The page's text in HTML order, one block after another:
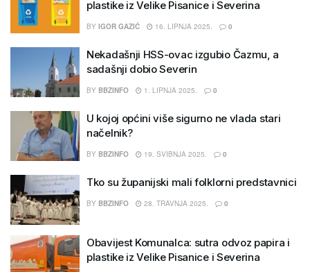
plastike iz Velike Pisanice i Severina
BY IGOR GAZIĆ 16. LIPNJA 2025. 0
Nekadašnji HSS-ovac izgubio Čazmu, a
sadašnji dobio Severin
BY BBZINFO 1. LIPNJA 2025. 0
U kojoj općini više sigurno ne vlada stari
načelnik?
BY BBZINFO 19. SVIBNJA 2025. 0
Tko su županijski mali folklorni predstavnici
BY BBZINFO 28. TRAVNJA 2025. 0
Obavijest Komunalca: sutra odvoz papira i
plastike iz Velike Pisanice i Severina